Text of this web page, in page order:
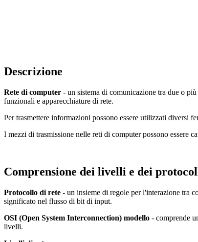
Descrizione
Rete di computer - un sistema di comunicazione tra due o
funzionali e apparecchiature di rete.
Per trasmettere informazioni possono essere utilizzati diversi
I mezzi di trasmissione nelle reti di computer possono essere
Comprensione dei livelli e dei
Protocollo di rete - un insieme di regole per l'interazione tra
significato nel flusso di bit di input.
OSI (Open System Interconnection) modello - comprende
livelli.